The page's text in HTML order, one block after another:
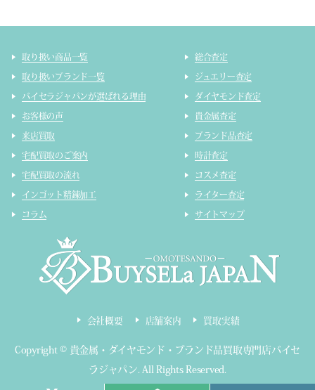
取り扱い商品一覧
取り扱いブランド一覧
バイセラジャパンが選ばれる理由
お客様の声
来店買取
宅配買取のご案内
宅配買取の流れ
インゴット精錬加工
コラム
総合査定
ジュエリー査定
ダイヤモンド査定
貴金属査定
ブランド品査定
時計査定
コスメ査定
ライター査定
サイトマップ
会社概要 店舗案内 買取実績
Copyright © 貴金属・ダイヤモンド・ブランド品買取専門店バイセ
ラジャパン. All Rights Reserved.